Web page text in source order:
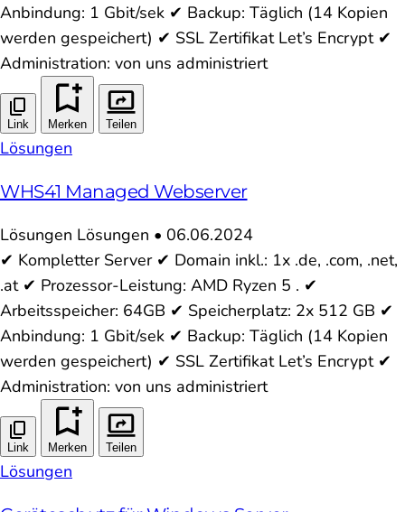
Anbindung: 1 Gbit/sek ✔ Backup: Täglich (14 Kopien
werden gespeichert) ✔ SSL Zertifikat Let’s Encrypt ✔
Administration: von uns administriert
Link Merken Teilen
Lösungen
WHS41 Managed Webserver
Lösungen Lösungen • 06.06.2024
✔ Kompletter Server ✔ Domain inkl.: 1x .de, .com, .net,
.at ✔ Prozessor-Leistung: AMD Ryzen 5 . ✔
Arbeitsspeicher: 64GB ✔ Speicherplatz: 2x 512 GB ✔
Anbindung: 1 Gbit/sek ✔ Backup: Täglich (14 Kopien
werden gespeichert) ✔ SSL Zertifikat Let’s Encrypt ✔
Administration: von uns administriert
Link Merken Teilen
Lösungen